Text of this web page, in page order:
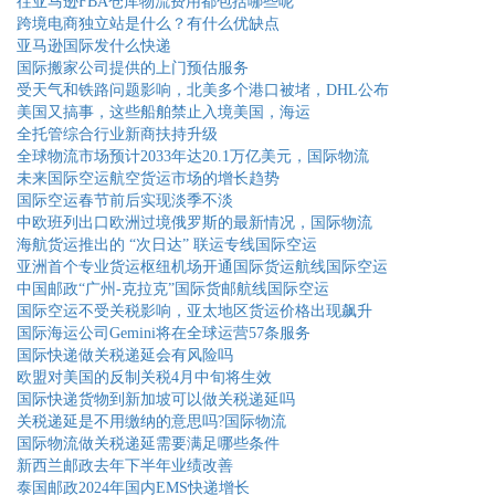
跨境电商独立站是什么？有什么优缺点
亚马逊国际发什么快递
国际搬家公司提供的上门预估服务
受天气和铁路问题影响，北美多个港口被堵，DHL公布
美国又搞事，这些船舶禁止入境美国，海运
全托管综合行业新商扶持升级
全球物流市场预计2033年达20.1万亿美元，国际物流
未来国际空运航空货运市场的增长趋势
国际空运春节前后实现淡季不淡
中欧班列出口欧洲过境俄罗斯的最新情况，国际物流
海航货运推出的 “次日达” 联运专线国际空运
亚洲首个专业货运枢纽机场开通国际货运航线国际空运
中国邮政“广州-克拉克”国际货邮航线国际空运
国际空运不受关税影响，亚太地区货运价格出现飙升
国际海运公司Gemini将在全球运营57条服务
国际快递做关税递延会有风险吗
欧盟对美国的反制关税4月中旬将生效
国际快递货物到新加坡可以做关税递延吗
关税递延是不用缴纳的意思吗?国际物流
国际物流做关税递延需要满足哪些条件
新西兰邮政去年下半年业绩改善
泰国邮政2024年国内EMS快递增长